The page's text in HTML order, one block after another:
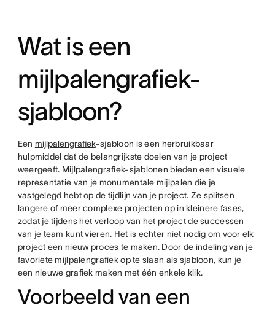
Wat is een
mijlpalengrafiek-
sjabloon?
Een mijlpalengrafiek-sjabloon is een herbruikbaar
hulpmiddel dat de belangrijkste doelen van je project
weergeeft. Mijlpalengrafiek-sjablonen bieden een visuele
representatie van je monumentale mijlpalen die je
vastgelegd hebt op de tijdlijn van je project. Ze splitsen
langere of meer complexe projecten op in kleinere fases,
zodat je tijdens het verloop van het project de successen
van je team kunt vieren. Het is echter niet nodig om voor elk
project een nieuw proces te maken. Door de indeling van je
favoriete mijlpalengrafiek op te slaan als sjabloon, kun je
een nieuwe grafiek maken met één enkele klik.
Voorbeeld van een